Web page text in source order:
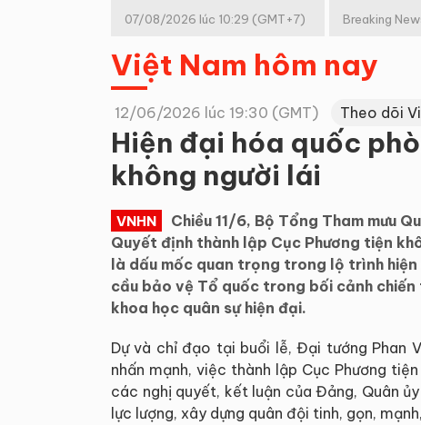
Kinh tế hội nhập
Doanh nghiệp
07/08/2026 lúc 10:29 (GMT+7) Breaking
Việt Nam hôm nay
12/06/2026 lúc 19:30 (GMT) Theo dõi
Hiện đại hóa quốc
không người lái
VNHN
Chiều 11/6, Bộ Tổng Tham mưu
Quyết định thành lập Cục Phương tiện
là dấu mốc quan trọng trong lộ trình
cầu bảo vệ Tổ quốc trong bối cảnh
khoa học quân sự hiện đại.
Dự và chỉ đạo tại buổi lễ, Đại tướng Phan
nhấn mạnh, việc thành lập Cục Phương
các nghị quyết, kết luận của Đảng, Quân
lực lượng, xây dựng quân đội tinh, gọn,